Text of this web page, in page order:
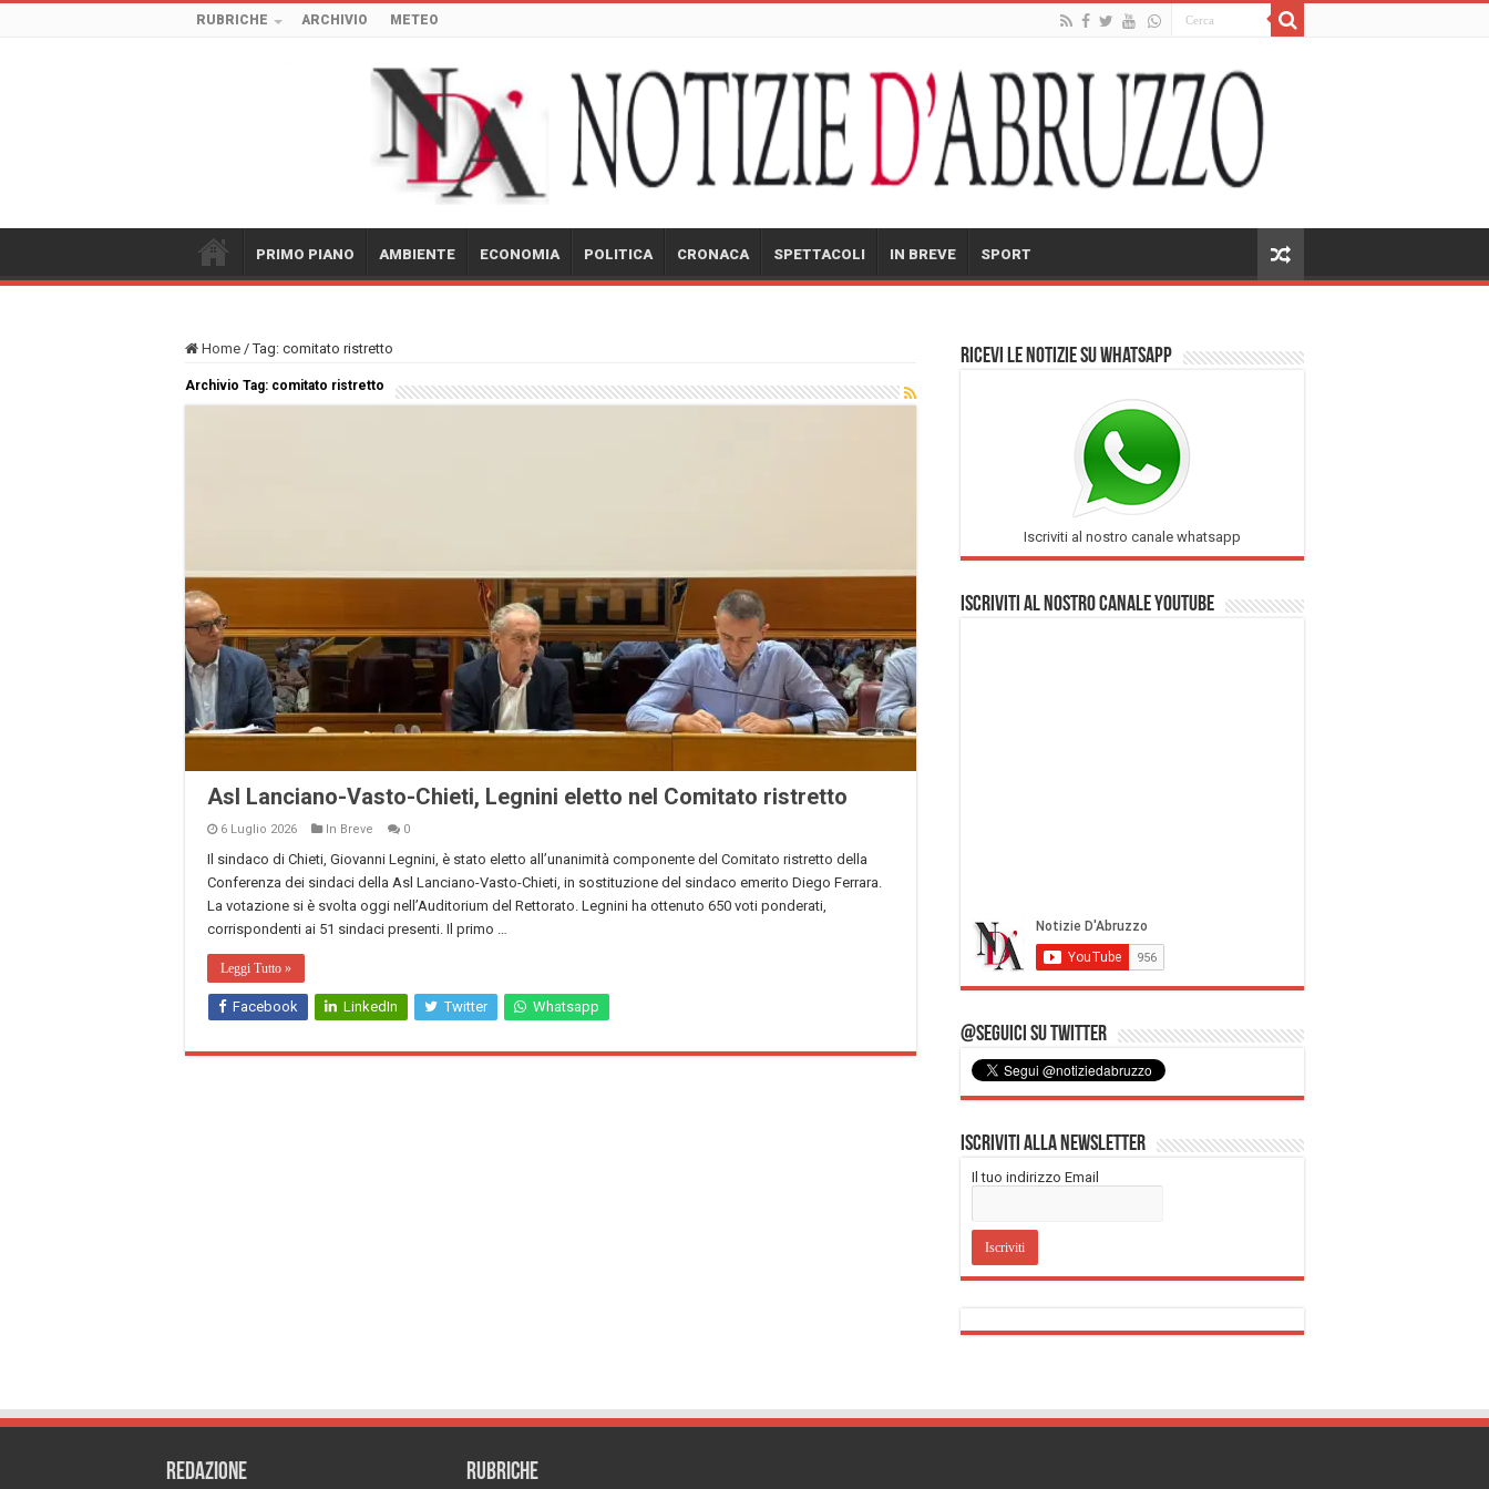
RUBRICHE ARCHIVIO METEO
PRIMO PIANO AMBIENTE ECONOMIA POLITICA CRONACA SPETTACOLI IN BREVE SPORT
Home / Tag: comitato ristretto
Archivio Tag: comitato ristretto
Asl Lanciano-Vasto-Chieti, Legnini eletto nel Comitato ristretto
6 Luglio 2026 In Breve 0
Il sindaco di Chieti, Giovanni Legnini, è stato eletto all’unanimità componente del Comitato ristretto della
Conferenza dei sindaci della Asl Lanciano-Vasto-Chieti, in sostituzione del sindaco emerito Diego Ferrara.
La votazione si è svolta oggi nell’Auditorium del Rettorato. Legnini ha ottenuto 650 voti ponderati,
corrispondenti ai 51 sindaci presenti. Il primo …
Leggi Tutto »
Facebook LinkedIn Twitter Whatsapp
Ricevi le notizie su Whatsapp
Iscriviti al nostro canale whatsapp
Iscriviti al nostro Canale Youtube
@Seguici su Twitter
Iscriviti alla Newsletter
Il tuo indirizzo Email
REDAZIONE RUBRICHE